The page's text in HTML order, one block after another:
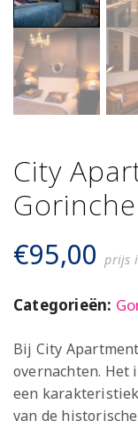
City
€95,00 prijs
Categorieën:
Bij City
overnachten. Het
een
van de